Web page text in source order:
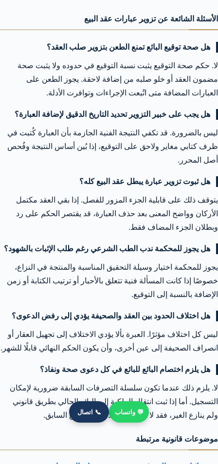
الأسئلة الشائعة عن تزوير عبارات عقد البيع
هل صحة توقيع البائع تمنع الطعن بتزوير صلب العقد؟
لا. حكم صحة التوقيع يثبت نسبة التوقيع في حدوده ولا يثبت صحة
مضمون العقد أو خلو صلبه من إضافة لاحقة. يجوز الطعن على
العبارات المضافة متى اتُبعت الإجراءات وتوافرت الأدلة.
هل يجب على خبير التزوير تحديد التاريخ الدقيق لإضافة العبارة؟
ليس بالضرورة. قد تكفي النتيجة الفنية الجازمة بأن العبارة كُتبت في
ظرف كتابي مغاير ولاحق على التوقيع، إذا بُين أساس النتيجة وفُحص
أصل المحرر.
هل ثبوت تزوير عبارة يبطل عقد البيع كله؟
يتوقف ذلك على قابلية الجزء المزور للفصل. إذا بقي العقد مكتمل
الأركان وواضح المعنى بعد حذف العبارة، قد يقتصر الحكم على رد
وبطلان الجزء المضاف فقط.
هل يجوز للمحكمة ندب الطب الشرعي رغم طلب الإثبات بالشهود؟
يجوز للمحكمة اختيار وسيلة التحقيق المناسبة والمنتجة في النزاع،
خصوصًا إذا كانت المسألة فنية تتعلق بالأحبار أو ترتيب الكتابة أو زمن
الإضافة بالنسبة إلى التوقيع.
هل اختلاف الحدود بين العقد والصحيفة يؤدي إلى رفض الدعوى؟
ليس كل اختلاف مؤثرًا. العبرة بألا يؤدي الاختلاف إلى تجهيل العقار أو
انصراف الصحيفة إلى عين أخرى، وأن يكون الحكم النهائي قابلًا للشهر.
هل يلزم اختصام البائع للبائع في كل دعوى صحة ونفاذ؟
لا. يلزم ذلك عندما تكون سلسلة التصرفات السابقة ضرورية لإمكان
التسجيل. أما إذا ثبت انتقال الملكية إلى البائع الحالي بطريق قانوني
ولم ينازع الغير، فقد لا توجد حاجة لاختصام البائع السابق.
موضوعات قانونية مرتبطة
💬 واتساب 📞 اتصال